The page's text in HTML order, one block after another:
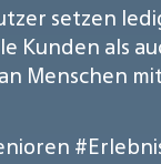
setzen
Kunden als
Menschen